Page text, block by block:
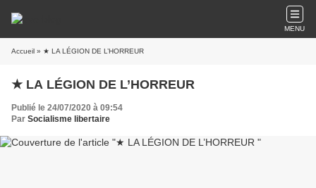
MENU
Accueil » ★ LA LÉGION DE L’HORREUR
★ LA LÉGION DE L’HORREUR
Publié le 24/07/2020 à 09:54
Par Socialisme libertaire